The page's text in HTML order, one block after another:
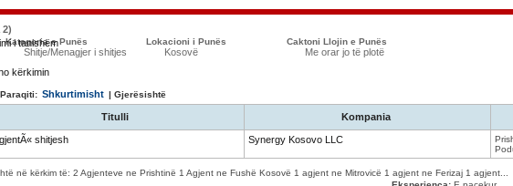
Kategoria e Punës
Shitje/Menagjer i shitjes
Lokacioni i Punës
Kosovë
Caktoni Llojin e Punës
Me orar jo të plotë
Paraqiti: Shkurtimisht | Gjerësishtë
Titulli Kompania
shitjesh Synergy Kosovo LLC
në kërkim të: 2 Agjenteve ne Prishtinë 1 Agjent ne Fushë Kosovë 1 agjent ne Mitrovicë 1 agjent ne Ferizaj 1 agjent...